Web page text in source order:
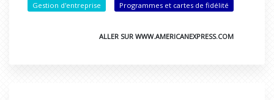
Gestion d'entreprise
Programmes et cartes de fidélité
ALLER SUR WWW.AMERICANEXPRESS.COM